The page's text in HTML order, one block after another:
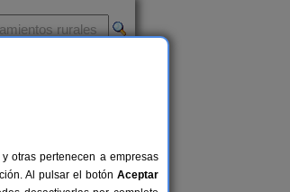
otras pertenecen a empresas
Al pulsar el botón Aceptar